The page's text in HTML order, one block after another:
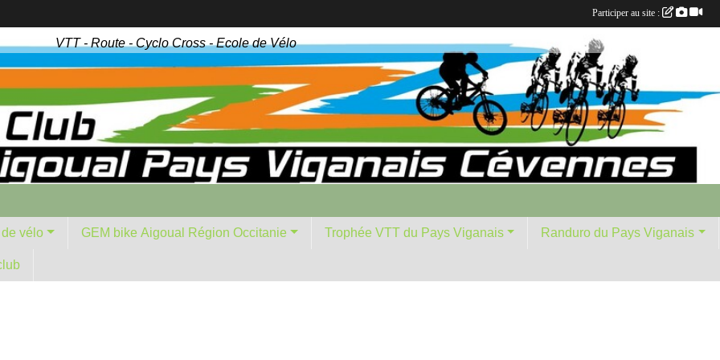
VTT - Route - Cyclo Cross - Ecole de Vélo
vélo GEM bike Aigoual Région Occitanie Trophée VTT du Pays Viganais Randuro du Pays Viganais
Participer au site :